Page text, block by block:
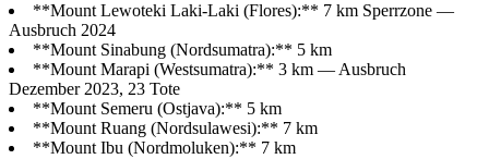
**Mount Lewoteki Laki-Laki (Flores):** 7 km Sperrzone —
Ausbruch 2024
**Mount Sinabung (Nordsumatra):** 5 km
**Mount Marapi (Westsumatra):** 3 km — Ausbruch
Dezember 2023, 23 Tote
**Mount Semeru (Ostjava):** 5 km
**Mount Ruang (Nordsulawesi):** 7 km
**Mount Ibu (Nordmoluken):** 7 km